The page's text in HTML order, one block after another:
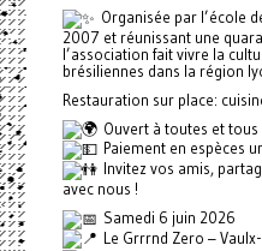
Organisée par l’école
2007 et réunissant une
l’association fait vivre la
brésiliennes dans la région
Restauration sur place:
Ouvert à toutes et tous
Paiement en espèces
Invitez vos amis,
avec nous !
Samedi 6 juin 2026
Le Grrrnd Zero –